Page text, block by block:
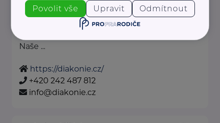
umírající
Lidé v nouzi
Naše ...
https://diakonie.cz/
+420 242 487 812
info@diakonie.cz
Povolit vše Upravit Odmítnout